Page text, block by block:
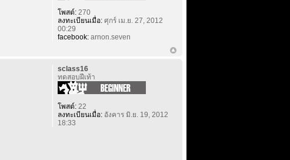
โพสต์:270
ลงทะเบียนเมื่อ:ศุกร์ เม.ย. 27, 2012
00:29
facebook:arnon.seven
sclass16
ทดสอบฝีเท้า
โพสต์:22
ลงทะเบียนเมื่อ:อังคาร มิ.ย. 19, 2012
18:33